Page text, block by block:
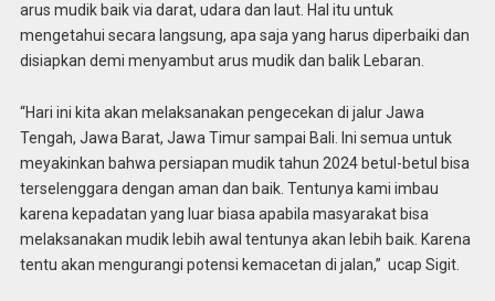
arus mudik baik via darat, udara dan laut. Hal itu untuk
mengetahui secara langsung, apa saja yang harus diperbaiki dan
disiapkan demi menyambut arus mudik dan balik Lebaran.
“Hari ini kita akan melaksanakan pengecekan di jalur Jawa
Tengah, Jawa Barat, Jawa Timur sampai Bali. Ini semua untuk
meyakinkan bahwa persiapan mudik tahun 2024 betul-betul bisa
terselenggara dengan aman dan baik. Tentunya kami imbau
karena kepadatan yang luar biasa apabila masyarakat bisa
melaksanakan mudik lebih awal tentunya akan lebih baik. Karena
tentu akan mengurangi potensi kemacetan di jalan,” ucap Sigit.